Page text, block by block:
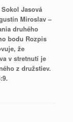
Jasová
Miroslav –
druhého
bodu Rozpis
že
v stretnutí je
z družstiev.